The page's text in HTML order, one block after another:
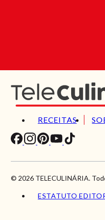
RECEITAS
© 2026 TELECULINÁRIA.
ESTATUTO